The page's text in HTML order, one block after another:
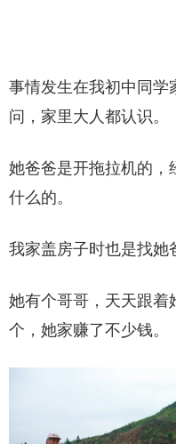
事情发生在我初中同学
问，家里大人都认识。
她爸爸是开拖拉机的，
什么的。
我家盖房子时也是找她
她有个哥哥，天天跟着
个，她家赚了不少钱。